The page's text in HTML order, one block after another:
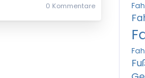
0 Kommentare